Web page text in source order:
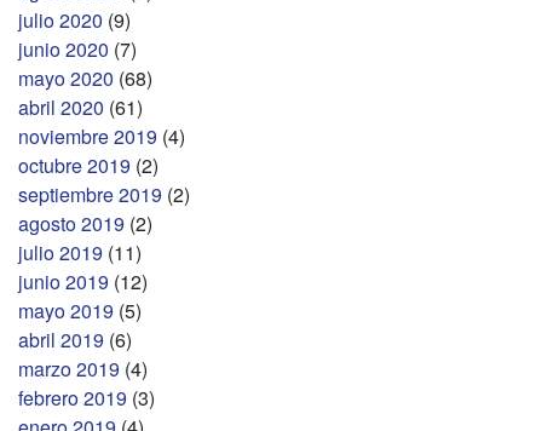
julio 2020 (9)
junio 2020 (7)
mayo 2020 (68)
abril 2020 (61)
noviembre 2019 (4)
octubre 2019 (2)
septiembre 2019 (2)
agosto 2019 (2)
julio 2019 (11)
junio 2019 (12)
mayo 2019 (5)
abril 2019 (6)
marzo 2019 (4)
febrero 2019 (3)